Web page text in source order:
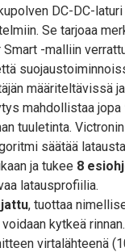
DC-DC-laturi
Se tarjoaa
Smart -malliin
määriteltävissä
mahdollistaa jopa
tuuletinta.
säätää
ja tukee 8
latausprofiilia.
, tuottaa
kytkeä
virtalähteenä